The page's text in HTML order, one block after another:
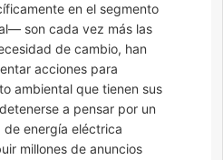
en el segmento
son cada vez más las
de cambio, han
acciones para
ambiental que tienen sus
a pensar por un
energía eléctrica
millones de anuncios